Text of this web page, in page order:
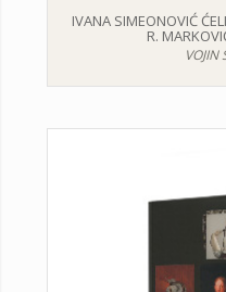
IVANA SIMEONOVIĆ
R.
VOJIN